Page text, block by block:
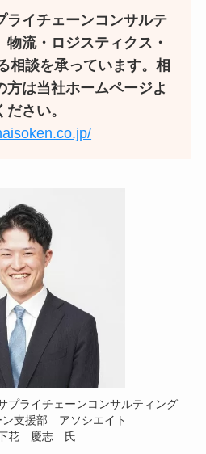
ライチェーンコンサルテ
物流・ロジスティクス・
相談を承っています。相
方は当社ホームページよ
さい。
プライチェーンコンサルティング
ン支援部 アソシエイト
慶志 氏